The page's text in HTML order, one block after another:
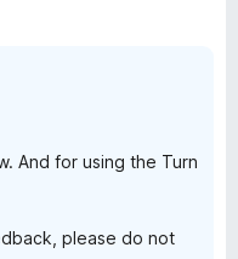
And for using the Turn
please do not